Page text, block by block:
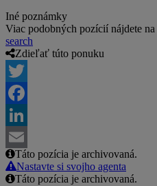
Iné poznámky
Viac podobných pozícií nájdete na
search
Zdieľať túto ponuku
Twitter
Facebook
LinkedIn
Email
Táto pozícia je archivovaná.
Nastavte si svojho agenta
Táto pozícia je archivovaná.